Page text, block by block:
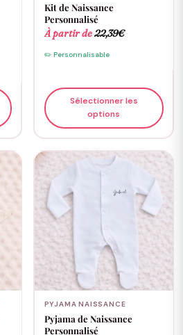
Kit de Naissance
Personnalisé
À partir de22,39€
✏️ Personnalisable
Sélectionner les
options
PYJAMA NAISSANCE
Pyjama de Naissance
Personnalisé